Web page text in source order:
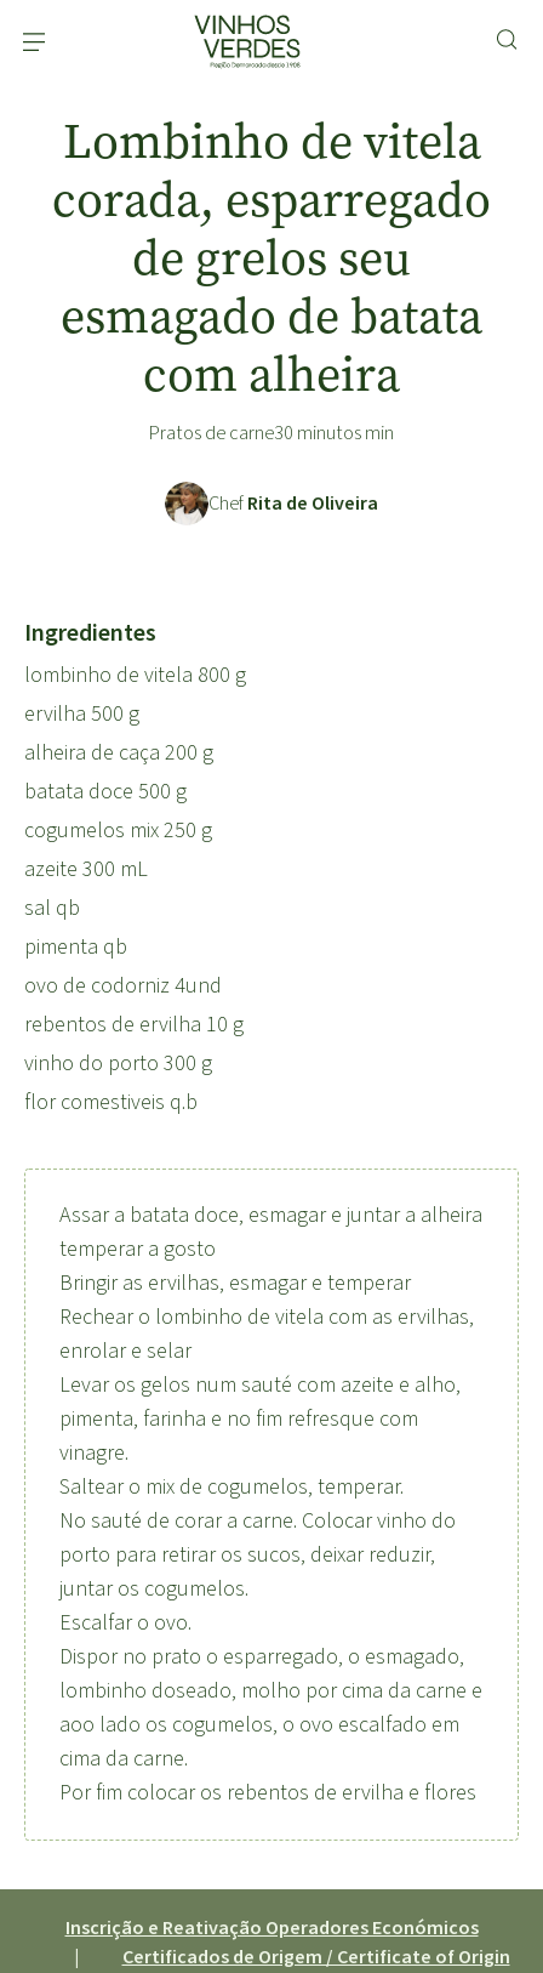
Lombinho de vitela
corada, esparregado
de grelos seu
esmagado de batata
com alheira
Pratos de carne30 minutos min
ChefRita de Oliveira
Ingredientes
lombinho de vitela 800 g
ervilha 500 g
alheira de caça 200 g
batata doce 500 g
cogumelos mix 250 g
azeite 300 mL
sal qb
pimenta qb
ovo de codorniz 4und
rebentos de ervilha 10 g
vinho do porto 300 g
flor comestiveis q.b
Assar a batata doce, esmagar e juntar a alheira
temperar a gosto
Bringir as ervilhas, esmagar e temperar
Rechear o lombinho de vitela com as ervilhas,
enrolar e selar
Levar os gelos num sauté com azeite e alho,
pimenta, farinha e no fim refresque com
vinagre.
Saltear o mix de cogumelos, temperar.
No sauté de corar a carne. Colocar vinho do
porto para retirar os sucos, deixar reduzir,
juntar os cogumelos.
Escalfar o ovo.
Dispor no prato o esparregado, o esmagado,
lombinho doseado, molho por cima da carne e
aoo lado os cogumelos, o ovo escalfado em
cima da carne.
Por fim colocar os rebentos de ervilha e flores
Inscrição e Reativação Operadores Económicos
|
Certificados de Origem / Certificate of Origin